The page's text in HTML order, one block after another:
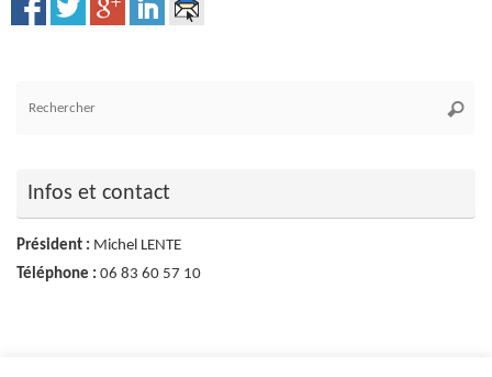
Infos et contact
Président : Michel LENTE
Téléphone : 06 83 60 57 10